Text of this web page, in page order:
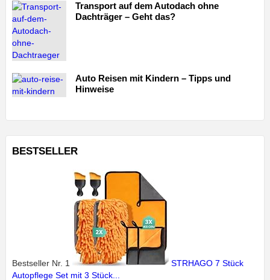
Transport auf dem Autodach ohne
Dachträger – Geht das?
Auto Reisen mit Kindern – Tipps und
Hinweise
BESTSELLER
Bestseller Nr. 1
STRHAGO 7 Stück
Autopflege Set mit 3 Stück...